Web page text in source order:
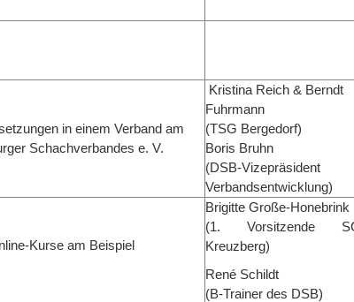
in einem Verband am
Schachverbandes e. V.
Kristina Reich & Berndt
Fuhrmann
(TSG Bergedorf)
Boris Bruhn
(DSB-Vizepräsident
Verbandsentwicklung)
Kurse am Beispiel
Brigitte Große-Honebrink
(1. Vorsitzende
Kreuzberg)
René Schildt
(B-Trainer des DSB)